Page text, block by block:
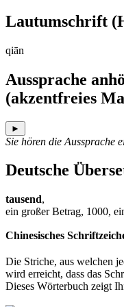
Lautumschrift
qiān
Aussprache
(akzentfreies
►
Sie hören die Aussprache
Deutsche
tausend,
ein großer Betrag, 1000,
Chinesisches
Die Striche, aus welchen
wird erreicht, dass das
Dieses Wörterbuch zeigt